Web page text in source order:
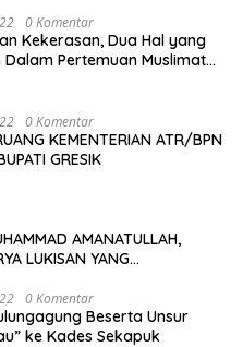
0 Komentar
Kekerasan, Dua Hal yang
Dalam Pertemuan Muslimat
0 Komentar
KEMENTERIAN ATR/BPN
GRESIK
AMANATULLAH,
LUKISAN YANG
0 Komentar
Beserta Unsur
ke Kades Sekapuk